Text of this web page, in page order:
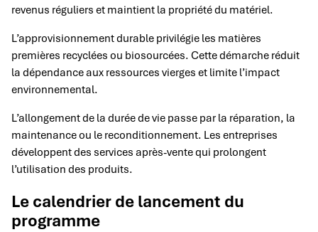
revenus réguliers et maintient la propriété du matériel.
L’approvisionnement durable privilégie les matières
premières recyclées ou biosourcées. Cette démarche réduit
la dépendance aux ressources vierges et limite l’impact
environnemental.
L’allongement de la durée de vie passe par la réparation, la
maintenance ou le reconditionnement. Les entreprises
développent des services après-vente qui prolongent
l’utilisation des produits.
Le calendrier de lancement du
programme